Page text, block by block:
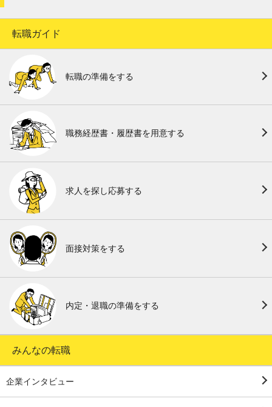
転職ガイド
転職の準備をする
職務経歴書・履歴書を用意する
求人を探し応募する
面接対策をする
内定・退職の準備をする
みんなの転職
企業インタビュー